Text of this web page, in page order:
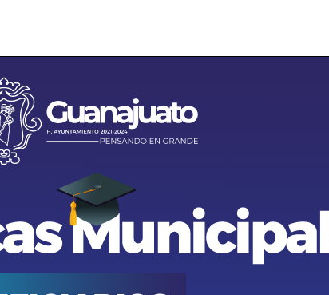
Convocatoria Becas
septiembre 10, 2025 23:59